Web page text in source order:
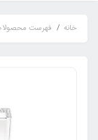
خانه فهرست